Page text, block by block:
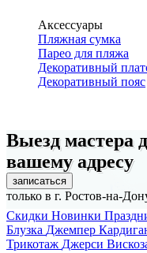
Аксессуары
Пляжная сумка
Парео для пляжа
Декоративный
Декоративный пояс
Выезд мастера
вашему адресу
записаться
только в г. Ростов-на-
Скидки Новинки
Блузка Джемпер
Трикотаж Джерси